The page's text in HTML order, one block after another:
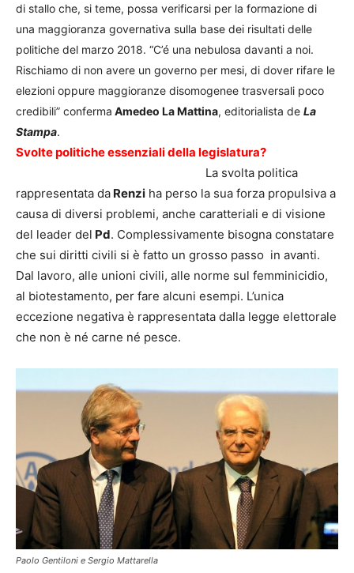
di stallo che, si teme, possa verificarsi per la formazione di
una maggioranza governativa sulla base dei risultati delle
politiche del marzo 2018. “C’é una nebulosa davanti a noi.
Rischiamo di non avere un governo per mesi, di dover rifare le
elezioni oppure maggioranze disomogenee trasversali poco
credibili” conferma Amedeo La Mattina, editorialista de La
Stampa.
Svolte politiche essenziali della legislatura?
La svolta politica
rappresentata da Renzi ha perso la sua forza propulsiva a
causa di diversi problemi, anche caratteriali e di visione
del leader del Pd. Complessivamente bisogna constatare
che sui diritti civili si è fatto un grosso passo in avanti.
Dal lavoro, alle unioni civili, alle norme sul femminicidio,
al biotestamento, per fare alcuni esempi. L’unica
eccezione negativa è rappresentata dalla legge elettorale
che non è né carne né pesce.
Paolo Gentiloni e Sergio Mattarella